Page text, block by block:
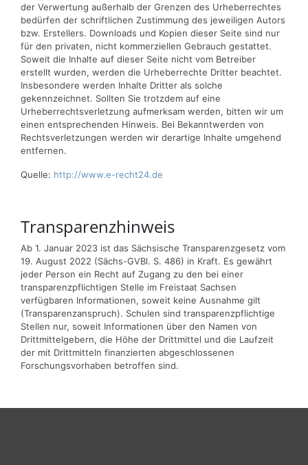
der Verwertung außerhalb der Grenzen des Urheberrechtes
bedürfen der schriftlichen Zustimmung des jeweiligen Autors
bzw. Erstellers. Downloads und Kopien dieser Seite sind nur
für den privaten, nicht kommerziellen Gebrauch gestattet.
Soweit die Inhalte auf dieser Seite nicht vom Betreiber
erstellt wurden, werden die Urheberrechte Dritter beachtet.
Insbesondere werden Inhalte Dritter als solche
gekennzeichnet. Sollten Sie trotzdem auf eine
Urheberrechtsverletzung aufmerksam werden, bitten wir um
einen entsprechenden Hinweis. Bei Bekanntwerden von
Rechtsverletzungen werden wir derartige Inhalte umgehend
entfernen.
Quelle: http://www.e-recht24.de
Transparenzhinweis
Ab 1. Januar 2023 ist das Sächsische Transparenzgesetz vom
19. August 2022 (Sächs-GVBl. S. 486) in Kraft. Es gewährt
jeder Person ein Recht auf Zugang zu den bei einer
transparenzpflichtigen Stelle im Freistaat Sachsen
verfügbaren Informationen, soweit keine Ausnahme gilt
(Transparenzanspruch). Schulen sind transparenzpflichtige
Stellen nur, soweit Informationen über den Namen von
Drittmittelgebern, die Höhe der Drittmittel und die Laufzeit
der mit Drittmitteln finanzierten abgeschlossenen
Forschungsvorhaben betroffen sind.